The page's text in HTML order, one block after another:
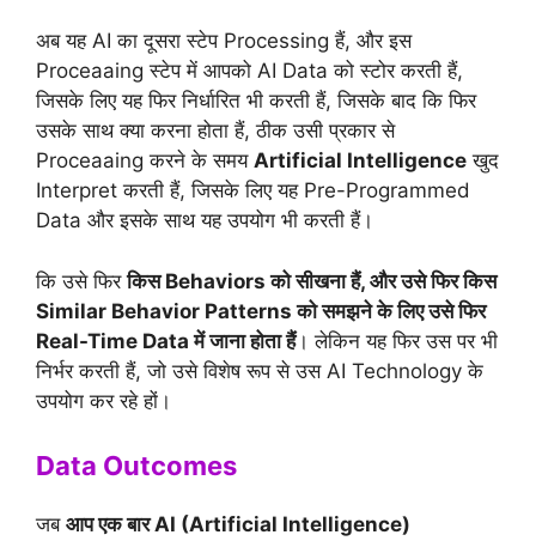
अब यह AI का दूसरा स्टेप Processing हैं, और इस
Proceaaing स्टेप में आपको AI Data को स्टोर करती हैं,
जिसके लिए यह फिर निर्धारित भी करती हैं, जिसके बाद कि फिर
उसके साथ क्या करना होता हैं, ठीक उसी प्रकार से
Proceaaing करने के समय Artificial Intelligence खुद
Interpret करती हैं, जिसके लिए यह Pre-Programmed
Data और इसके साथ यह उपयोग भी करती हैं।
कि उसे फिरकिस Behaviors को सीखना हैं, और उसे फिर किस
Similar Behavior Patterns को समझने के लिए उसे फिर
Real-Time Data में जाना होता हैं। लेकिन यह फिर उस पर भी
निर्भर करती हैं, जो उसे विशेष रूप से उस AI Technology के
उपयोग कर रहे हों।
Data Outcomes
जब आप एक बार AI (Artificial Intelligence)